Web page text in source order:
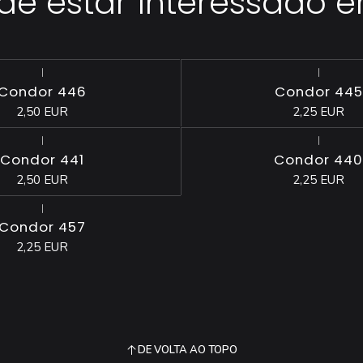
|
446
2,50 EUR
|
Condor 445
2,25 EUR
|
Condor 441
2,50 EUR
|
Condor 440
2,25 EUR
|
457
2,25 EUR
DE VOLTA AO TOPO